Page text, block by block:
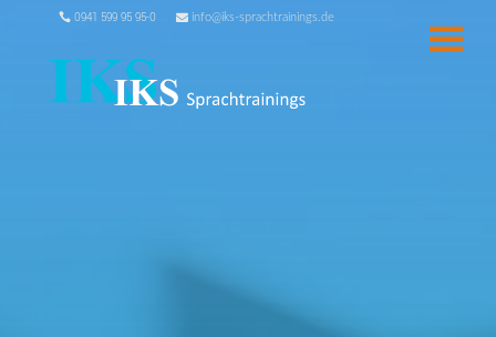
0941 599 95 95-0 info@iks-sprachtrainings.de